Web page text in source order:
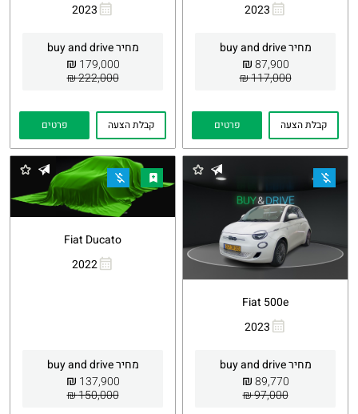
2023
מחיר buy and drive
87,900
₪
117,000 ₪
Whatsapp
קבלת הצעה פרטים
2023
מחיר buy and drive
179,000
₪
222,000 ₪
Whatsapp
קבלת הצעה פרטים
Fiat 500e
2023
מחיר buy and drive
89,770
₪
97,000 ₪
Whatsapp
Fiat Ducato
2022
מחיר buy and drive
137,900
₪
150,000 ₪
Whatsapp